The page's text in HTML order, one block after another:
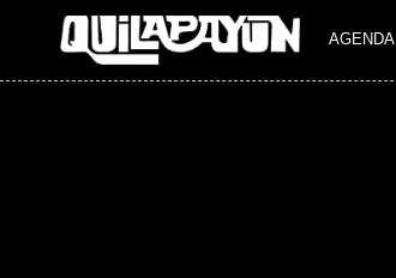
AGENDA